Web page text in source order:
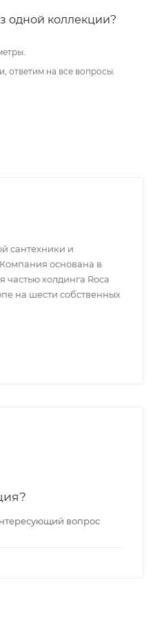
одной коллекции?
ответим на все вопросы.
сантехники и
основана в
частью холдинга Roca
на шести собственных
вопрос